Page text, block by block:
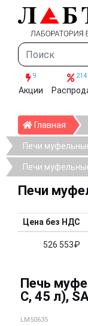
9
Акции
214
Главная
Печи
Печи
Печи
Цена без НДС
526 553₽
Печь
С, 45 л),
LM50635